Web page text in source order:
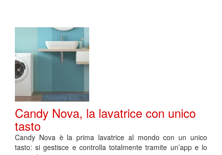
Candy Nova, la lavatrice con unico
tasto
Candy Nova è la prima lavatrice al mondo con un unico
tasto: si gestisce e controlla totalmente tramite un’app e lo